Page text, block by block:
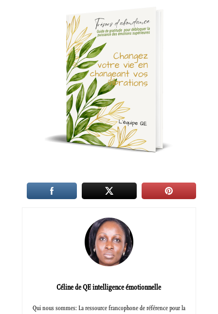
Céline de QE intelligence émotionnelle
Qui nous sommes: La ressource francophone de référence pour la